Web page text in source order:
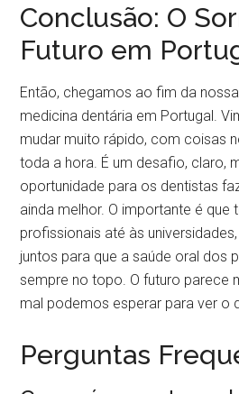
Conclusão: O
Futuro em
Então, chegamos ao fim da
medicina dentária em Portugal.
mudar muito rápido, com coisas
toda a hora. É um desafio, claro,
oportunidade para os dentistas
ainda melhor. O importante é que
profissionais até às
juntos para que a saúde oral dos
sempre no topo. O futuro parece
mal podemos esperar para ver o
Perguntas